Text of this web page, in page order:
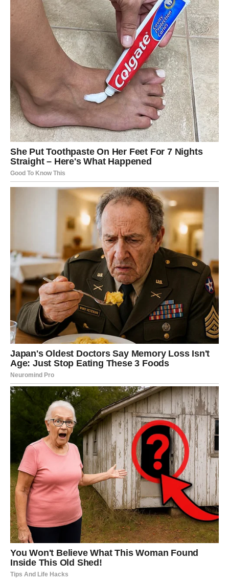
Zvijezde vam donose veoma romantičan i emotivan
Moguće je da ćete konačno dobiti dokaz da vas jedna
osoba nikada nije prestala voljeti.
Ljubav se vraća onda kada je najmanje
očekujete
Pred vama su trenuci koje ćete dugo pamtiti.
ŠKORPIJA
Pred vama je veoma snažna i strastvena ljubavna
Jedna osoba sada budi emocije koje više ne možete
ignorisati.
Bit ćete nevjerovatno emotivni
Pred vama su veoma intenzivni trenuci.
STRIJELAC
Nova energija donosi vam kontakt sa osobom koja je
nekada imala posebno mjesto u vašem životu.
Sudbina vam sada daje priliku da završite ono što nikada
nije bilo do kraja završeno.
Ljubav iz prošlosti ponovo se budi
Pred vama su veoma uzbudljivi trenuci.
JARAC
Jarčevi konačno prestaju skrivati ono što osjećaju.
Jedna osoba sada želi iskren razgovor i novu priliku za
ljubav.